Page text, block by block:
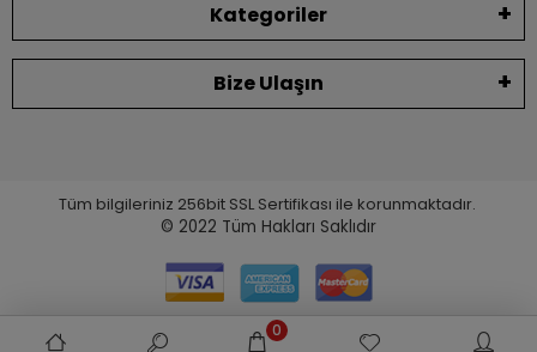
Kategoriler
Bize Ulaşın
Tüm bilgileriniz 256bit SSL Sertifikası ile korunmaktadır.
© 2022 Tüm Hakları Saklıdır
0